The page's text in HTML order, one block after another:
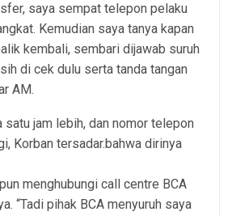
saya sempat telepon pelaku
Kemudian saya tanya kapan
kembali, sembari dijawab suruh
di cek dulu serta tanda tangan
AM.
satu jam lebih, dan nomor telepon
Korban tersadar.bahwa dirinya
menghubungi call centre BCA
“Tadi pihak BCA menyuruh saya